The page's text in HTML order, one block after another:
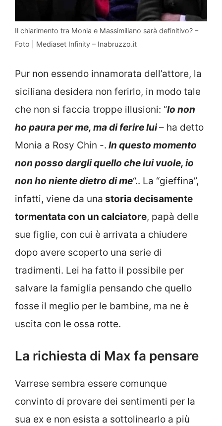
Il chiarimento tra Monia e Massimiliano sarà definitivo? –
Foto | Mediaset Infinity – Inabruzzo.it
Pur non essendo innamorata dell’attore, la
siciliana desidera non ferirlo, in modo tale
che non si faccia troppe illusioni: “Io non
ho paura per me, ma di ferire lui– ha detto
Monia a Rosy Chin -. In questo momento
non posso dargli quello che lui vuole, io
non ho niente dietro di me“.. La “gieffina”,
infatti, viene da una storia decisamente
tormentata con un calciatore, papà delle
sue figlie, con cui è arrivata a chiudere
dopo avere scoperto una serie di
tradimenti. Lei ha fatto il possibile per
salvare la famiglia pensando che quello
fosse il meglio per le bambine, ma ne è
uscita con le ossa rotte.
La richiesta di Max fa pensare
Varrese sembra essere comunque
convinto di provare dei sentimenti per la
sua ex e non esista a sottolinearlo a più